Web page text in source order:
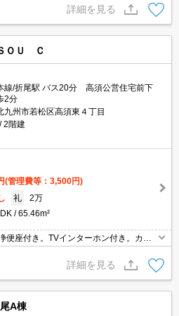
詳細を見る
ＯＵ Ｃ
線/折尾駅 バス20分 高須公営住宅前下
2分
九州市若松区高須東４丁目
2階建
(管理費等：3,500円)
礼
2万
65.46m²
便座付き。TVインターホン付き。カウ
スあり。バス・トイレ別。室内に洗濯
無料。仲介手数料家賃の0.55ヵ月分(税
詳細を見る
A棟